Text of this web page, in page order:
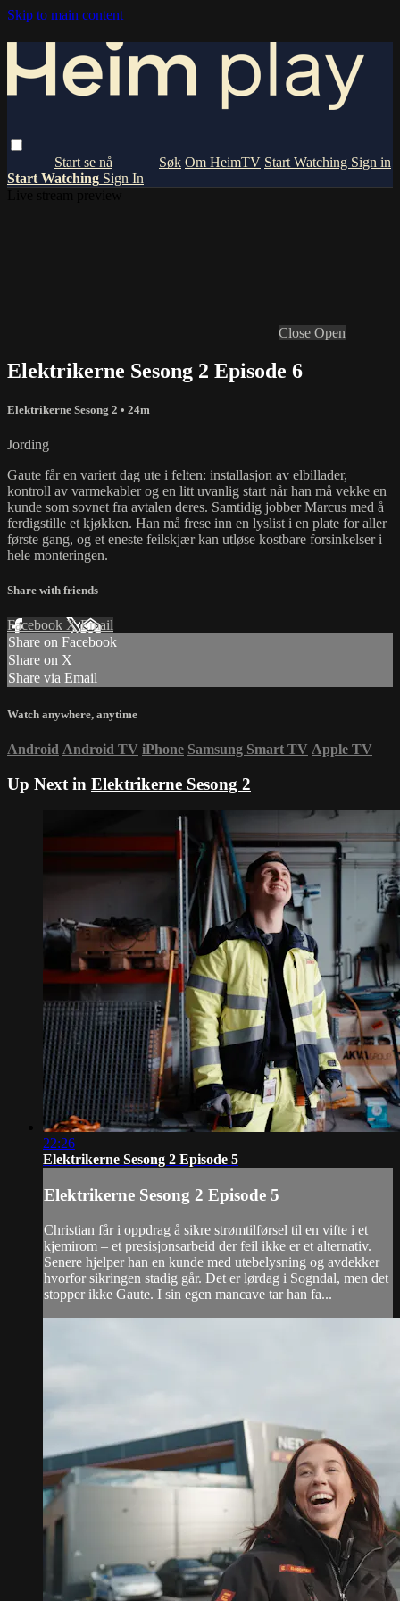
Skip to main content
Om HeimTV Start Watching Sign in
Start Watching Sign In
Close Open
Elektrikerne Sesong 2 Episode 6
Elektrikerne Sesong 2 • 24m
Jording
Gaute får en variert dag ute i felten: installasjon av elbillader,
kontroll av varmekabler og en litt uvanlig start når han må vekke en
kunde som sovnet fra avtalen deres. Samtidig jobber Marcus med å
ferdigstille et kjøkken. Han må frese inn en lyslist i en plate for aller
første gang, og et eneste feilskjær kan utløse kostbare forsinkelser i
hele monteringen.
Share with friends
Facebook XEmail
Share on Facebook
Share on X
Share via Email
Watch anywhere, anytime
Android Android TV iPhone Samsung Smart TV Apple TV
Up Next in Elektrikerne Sesong 2
22:26
Elektrikerne Sesong 2 Episode 5
Elektrikerne Sesong 2 Episode 5
Christian får i oppdrag å sikre strømtilførsel til en vifte i et
kjemirom – et presisjonsarbeid der feil ikke er et alternativ.
Senere hjelper han en kunde med utebelysning og avdekker
hvorfor sikringen stadig går. Det er lørdag i Sogndal, men det
stopper ikke Gaute. I sin egen mancave tar han fa...